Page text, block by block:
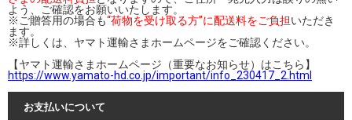
よう、ご確認をお願いいたします。
※ご贈答用の場合も“荷物を受け取る方”に配送料をご負担いただき
ます。
※詳しくは、ヤマト運輸さまホームページをご確認ください。
【ヤマト運輸さまホームページ（重要なお知らせ）はこちら】
https://www.yamato-hd.co.jp/important/info_230417_2.html
お支払いについて